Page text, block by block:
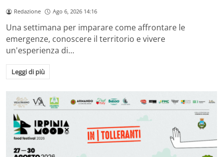
Redazione Ago 6, 2026 14:16
Una settimana per imparare come affrontare le
emergenze, conoscere il territorio e vivere
un'esperienza di…
Leggi di più